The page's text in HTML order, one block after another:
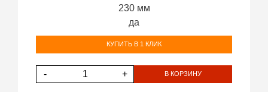
230 мм
да
КУПИТЬ В 1 КЛИК
- + В КОРЗИНУ